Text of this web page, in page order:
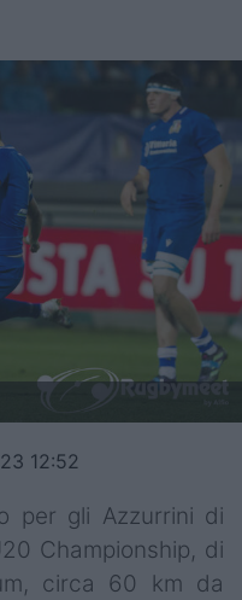
12:52
per gli Azzurrini di
Championship, di
circa 60 km da